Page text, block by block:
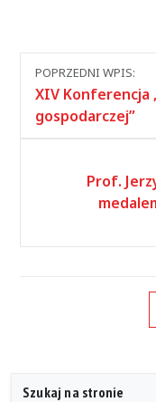
Nawigacja
między
wpisami
POPRZEDNI WPIS:
XIV Konferencja
gospodarczej”
Prof.
Szukaj na stronie